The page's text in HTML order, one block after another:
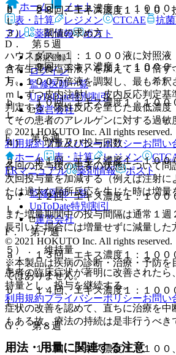
ｂ． ２８回、エキス濃度１：１０、
３）． 閾値の求め方
ハウスダスト１：１０００液に対照液
含有生理食塩溶液）を加えて１０倍ず
万、１００万倍液を調製し、最も希釈
ｍＬずつ皮内注射し、皮内反応判定基
判定する。陽性反応を呈した最低濃度
てその患者のアレルゲンに対する過敏
４）． 増量及び投与回数
各回の投与後の患者の状態について問
次回投与量を加減する（例えば注射に
たは過大な局所反応を生じた時は増量
また増量期間中の投与間隔は通常１
長引いた場合には増量せずに減量した
５）． 維持量
患者の臨床症状が著明に改善されたら
持量とし、投与を継続する。
症状の改善を認めて、直ちに治療を中
もある故、療法の持続は是非行うべき
用法・用量に関連する注意
ｂ． ８回、エキス濃度１：１０００
Ｌ。
D． 第５週
ａ． ９回、エキス濃度１：１０００
Ｌ。
ｂ． １０回、エキス濃度１：１００
Ｌ。
E． 第６週
ａ． １１回、エキス濃度１：１００
Ｌ。
ｂ． １２回、エキス濃度１：１００
Ｌ。
F． 第７週
ａ． １３回、エキス濃度１：１００
Ｌ。
ｂ． １４回、エキス濃度１：１００
Ｌ。
G． 第８週
ａ． １５回、エキス濃度１：１００
ホーム
ノート
表・計算
レジメン CTCAE 抗
アル
薬剤情報 ポスト
新規登録
ログイン
監修医師一覧
UpToDate特別割引
運営会社
© 2021 HOKUTO Inc. All rights reserved.
利用規約プライバシーポリシーお問い
ホーム
表・計算 レジメン
ERマニュアル
薬剤情報 ポスト
監修医師一覧
UpToDate特別割引
運営会社
© 2021 HOKUTO Inc. All rights reserved.
※本製品は疾病の診断・治療・予防を
ではありません。
利用規約プライバシーポリシーお問い